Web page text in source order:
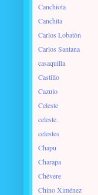
Canchiota
Canchita
Carlos Lobatòn
Carlos Santana
casaquilla
Castillo
Cazulo
Celeste
celeste.
celestes
Chapu
Charapa
Chévere
Chino Ximénez